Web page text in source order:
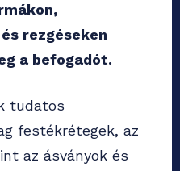
rezgéseken
a befogadót.
tudatos
festékrétegek, az
az ásványok és